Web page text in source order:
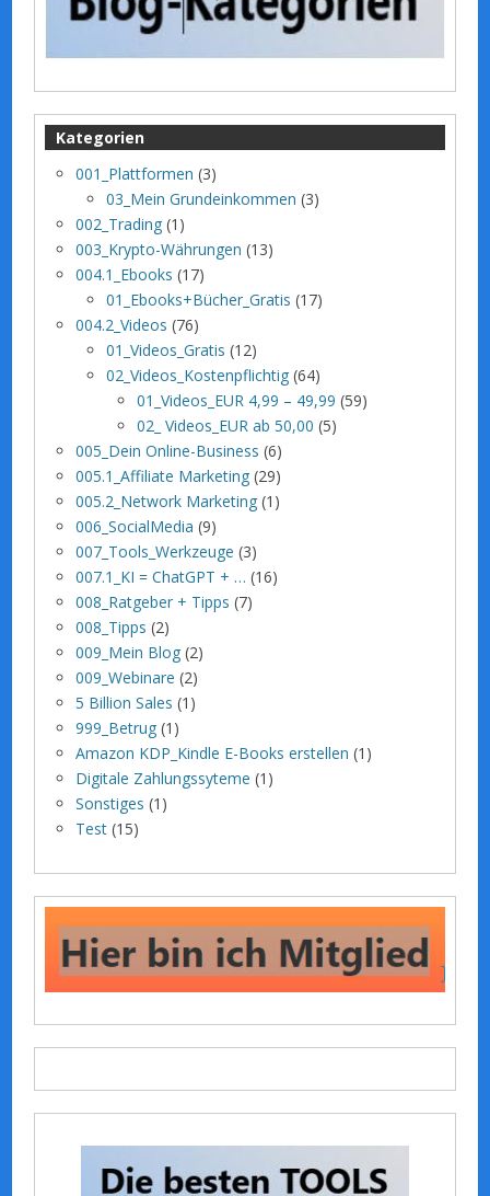
Kategorien
001_Plattformen (3)
03_Mein Grundeinkommen (3)
002_Trading (1)
003_Krypto-Währungen (13)
004.1_Ebooks (17)
01_Ebooks+Bücher_Gratis (17)
004.2_Videos (76)
01_Videos_Gratis (12)
02_Videos_Kostenpflichtig (64)
01_Videos_EUR 4,99 – 49,99 (59)
02_ Videos_EUR ab 50,00 (5)
005_Dein Online-Business (6)
005.1_Affiliate Marketing (29)
005.2_Network Marketing (1)
006_SocialMedia (9)
007_Tools_Werkzeuge (3)
007.1_KI = ChatGPT + … (16)
008_Ratgeber + Tipps (7)
008_Tipps (2)
009_Mein Blog (2)
009_Webinare (2)
5 Billion Sales (1)
999_Betrug (1)
Amazon KDP_Kindle E-Books erstellen (1)
Digitale Zahlungssyteme (1)
Sonstiges (1)
Test (15)